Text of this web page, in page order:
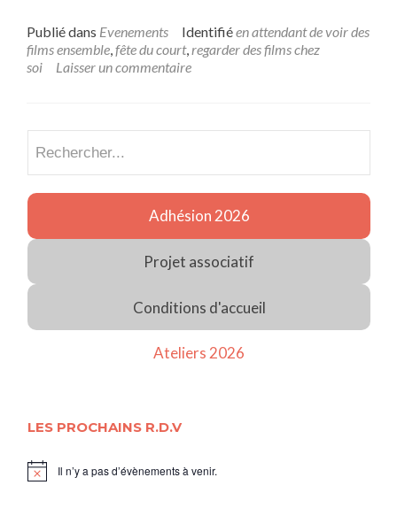
Court
Publié dans Evenements Identifiéen attendant de voir des
films ensemble,fête du court,regarder des films chez
soi
Laisser un commentaire
Adhésion 2026
Projet associatif
Conditions d'accueil
Ateliers 2026
LES PROCHAINS R.D.V
Notice Il n’y a pas d’évènements à venir.